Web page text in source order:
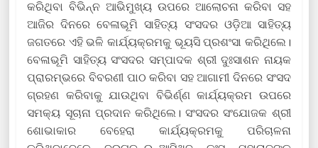
କରିଥିବା ବିଭିନ୍ନ ଆଭିମୁଖ୍ୟ ଉପରେ ଆଲୋଚନା କରିବା ସହ
ଆଜିର ଦିନରେ ବେଳାଭୂମି ସାହିତ୍ୟ ସଂସଦର ଓଡ଼ିଆ ସାହିତ୍ୟ
ଜଗତରେ ଏହି ଭଳି କାର୍ଯ୍ୟକ୍ରମକୁ ଭୂୟସି ପ୍ରଶଂସା କରିଥିଲେ।
ବେଳାଭୂମି ସାହିତ୍ୟ ସଂସଦର ସମ୍ପାଦକ ଶ୍ରୀ ଦୁଃସାଶନ ନାୟକ
ପ୍ରାରମ୍ଭରେ ବିବରଣୀ ପାଠ କରିବା ସହ ଆଗାମୀ ଦିନରେ ସଂସଦ
ଗ୍ରହଣ କରିବାକୁ ଯାଉଥିବା ବିଭିର୍ଣ୍ଣ କାର୍ଯ୍ୟକ୍ରମ ଉପରେ
ସମକ୍ୟ ସୂଚାନା ପ୍ରଦାନ କରିଥିଲେ। ସଂସଦର ସଂଯୋଜକ ଶ୍ରୀ
ଶୋଭାକାର ବେହେରା କାର୍ଯ୍ୟକ୍ରମକୁ ପରିଚାଳନା